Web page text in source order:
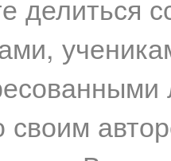
делиться
своим